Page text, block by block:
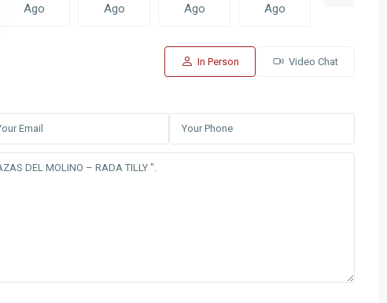
Ago Ago Ago Ago
In Person Video Chat